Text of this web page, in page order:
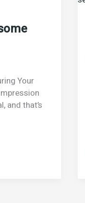
Your
and that’s